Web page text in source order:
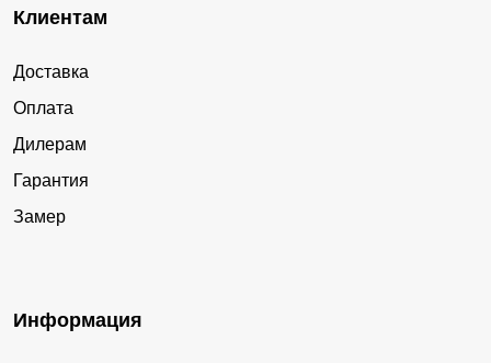
Клиентам
Доставка
Оплата
Дилерам
Гарантия
Замер
Информация